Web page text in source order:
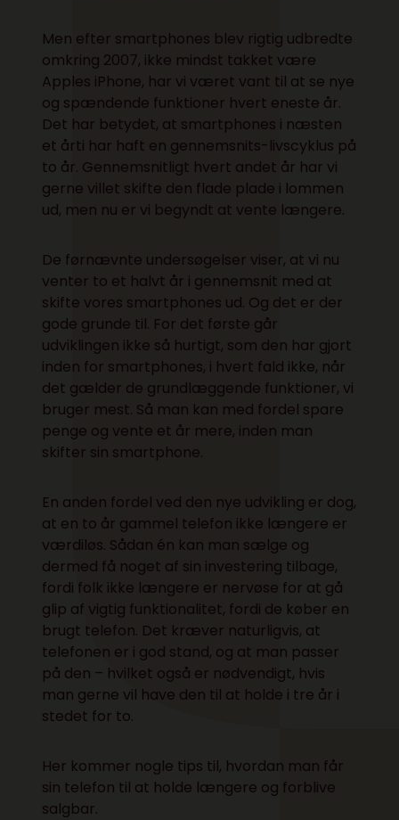
Men efter smartphones blev rigtig udbredte
omkring 2007, ikke mindst takket være
Apples iPhone, har vi været vant til at se nye
og spændende funktioner hvert eneste år.
Det har betydet, at smartphones i næsten
et årti har haft en gennemsnits-livscyklus på
to år. Gennemsnitligt hvert andet år har vi
gerne villet skifte den flade plade i lommen
ud, men nu er vi begyndt at vente længere.
De førnævnte undersøgelser viser, at vi nu
venter to et halvt år i gennemsnit med at
skifte vores smartphones ud. Og det er der
gode grunde til. For det første går
udviklingen ikke så hurtigt, som den har gjort
inden for smartphones, i hvert fald ikke, når
det gælder de grundlæggende funktioner, vi
bruger mest. Så man kan med fordel spare
penge og vente et år mere, inden man
skifter sin smartphone.
En anden fordel ved den nye udvikling er dog,
at en to år gammel telefon ikke længere er
værdiløs. Sådan én kan man sælge og
dermed få noget af sin investering tilbage,
fordi folk ikke længere er nervøse for at gå
glip af vigtig funktionalitet, fordi de køber en
brugt telefon. Det kræver naturligvis, at
telefonen er i god stand, og at man passer
på den – hvilket også er nødvendigt, hvis
man gerne vil have den til at holde i tre år i
stedet for to.
Her kommer nogle tips til, hvordan man får
sin telefon til at holde længere og forblive
salgbar.